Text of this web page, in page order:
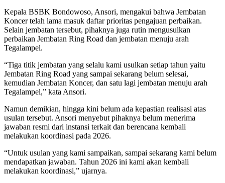
Kepala BSBK Bondowoso, Ansori, mengakui bahwa Jembatan
Koncer telah lama masuk daftar prioritas pengajuan perbaikan.
Selain jembatan tersebut, pihaknya juga rutin mengusulkan
perbaikan Jembatan Ring Road dan jembatan menuju arah
Tegalampel.
“Tiga titik jembatan yang selalu kami usulkan setiap tahun yaitu
Jembatan Ring Road yang sampai sekarang belum selesai,
kemudian Jembatan Koncer, dan satu lagi jembatan menuju arah
Tegalampel,” kata Ansori.
Namun demikian, hingga kini belum ada kepastian realisasi atas
usulan tersebut. Ansori menyebut pihaknya belum menerima
jawaban resmi dari instansi terkait dan berencana kembali
melakukan koordinasi pada 2026.
“Untuk usulan yang kami sampaikan, sampai sekarang kami belum
mendapatkan jawaban. Tahun 2026 ini kami akan kembali
melakukan koordinasi,” ujarnya.